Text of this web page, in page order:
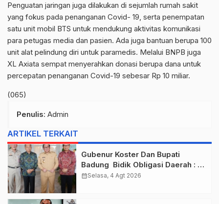
Penguatan jaringan juga dilakukan di sejumlah rumah sakit
yang fokus pada penanganan Covid- 19, serta penempatan
satu unit mobil BTS untuk mendukung aktivitas komunikasi
para petugas media dan pasien. Ada juga bantuan berupa 100
unit alat pelindung diri untuk paramedis. Melalui BNPB juga
XL Axiata sempat menyerahkan donasi berupa dana untuk
percepatan penanganan Covid-19 sebesar Rp 10 miliar.
(065)
Penulis: Admin
ARTIKEL TERKAIT
Gubenur Koster Dan Bupati
Badung Bidik Obligasi Daerah :
Gaspol Bangun Infrastruktur
calendar_monthSelasa, 4 Agt 2026